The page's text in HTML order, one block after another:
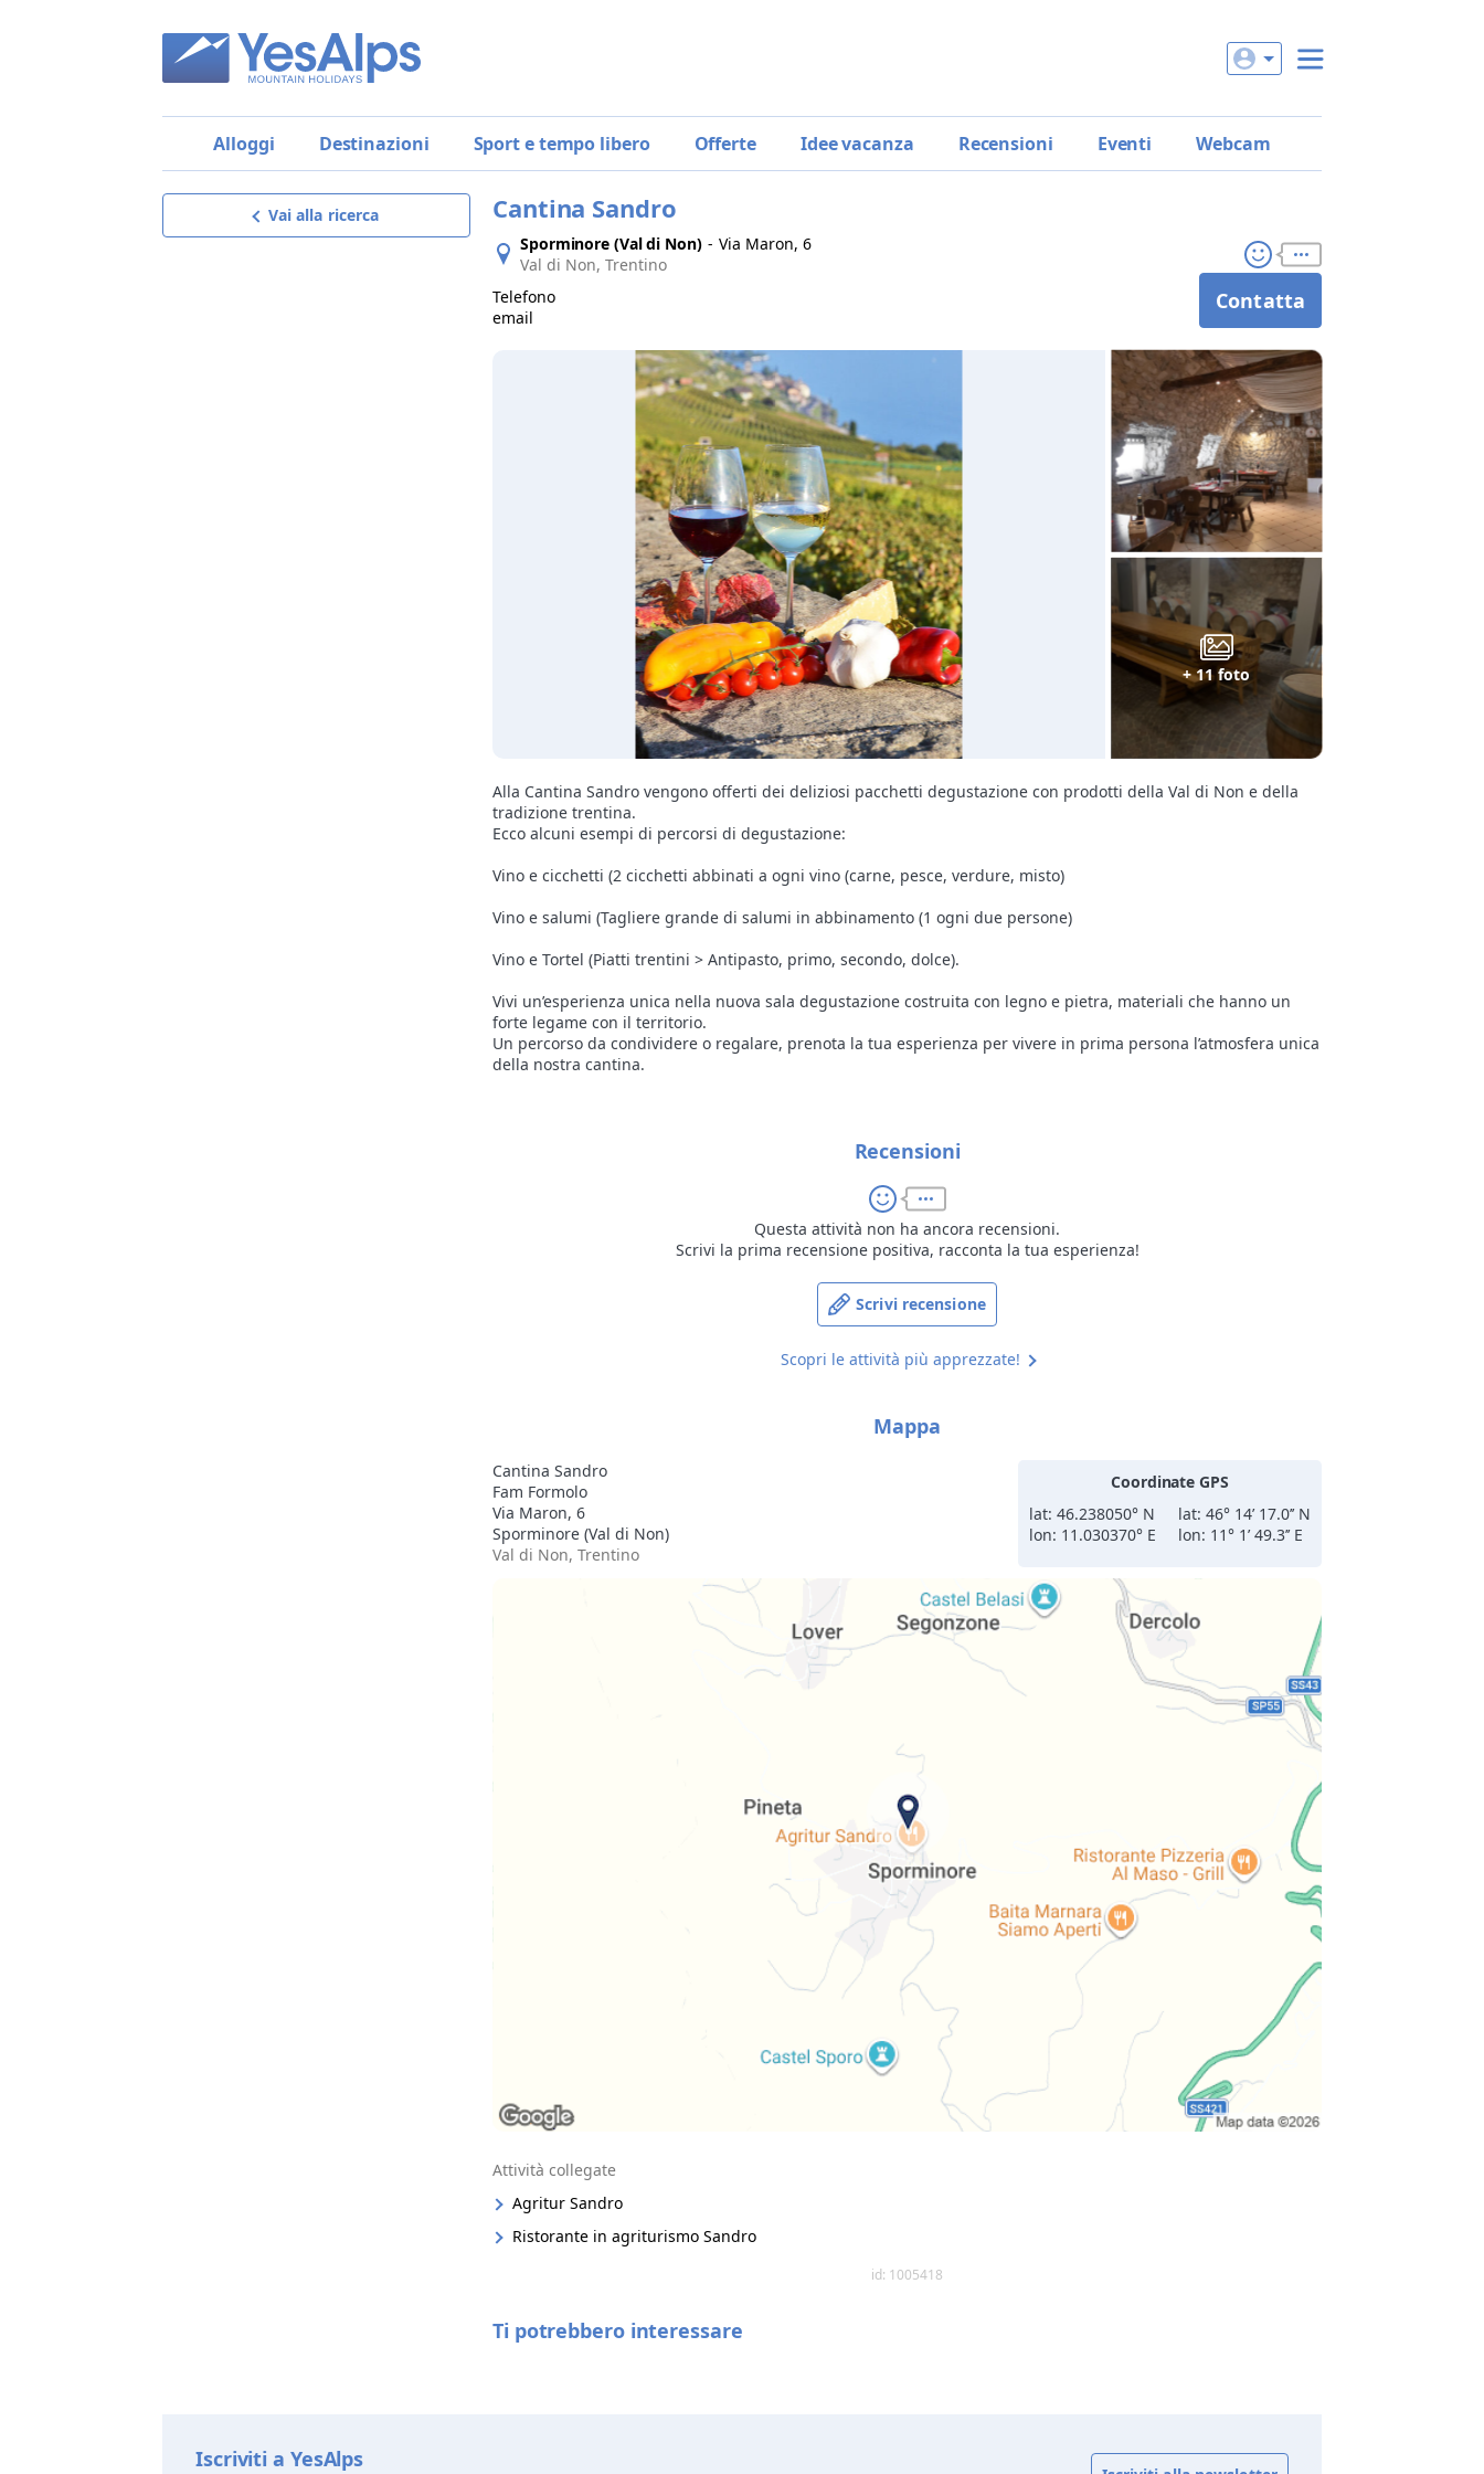
Alloggi Destinazioni Sport e tempo libero Offerte Idee vacanza Recensioni Eventi Webcam
Vai alla ricerca Cantina Sandro
Sporminore (Val di Non) - Via Maron, 6
Val di Non, Trentino
Telefono
email
Contatta
+ 11 foto
Alla Cantina Sandro vengono offerti dei deliziosi pacchetti degustazione con prodotti della Val di Non e della
tradizione trentina.
Ecco alcuni esempi di percorsi di degustazione:
Vino e cicchetti (2 cicchetti abbinati a ogni vino (carne, pesce, verdure, misto)
Vino e salumi (Tagliere grande di salumi in abbinamento (1 ogni due persone)
Vino e Tortel (Piatti trentini > Antipasto, primo, secondo, dolce).
Vivi un’esperienza unica nella nuova sala degustazione costruita con legno e pietra, materiali che hanno un
forte legame con il territorio.
Un percorso da condividere o regalare, prenota la tua esperienza per vivere in prima persona l’atmosfera unica
della nostra cantina.
Recensioni
Questa attività non ha ancora recensioni.
Scrivi la prima recensione positiva, racconta la tua esperienza!
Scrivi recensione
Scopri le attività più apprezzate!
Mappa
Cantina Sandro
Fam Formolo
Via Maron, 6
Sporminore (Val di Non)
Val di Non, Trentino
Coordinate GPS
lat: 46.238050° N
lon: 11.030370° E
lat: 46° 14’ 17.0’’ N
lon: 11° 1’ 49.3’’ E
Attività collegate
Agritur Sandro
Ristorante in agriturismo Sandro
id: 1005418
Ti potrebbero interessare
Iscriviti a YesAlps